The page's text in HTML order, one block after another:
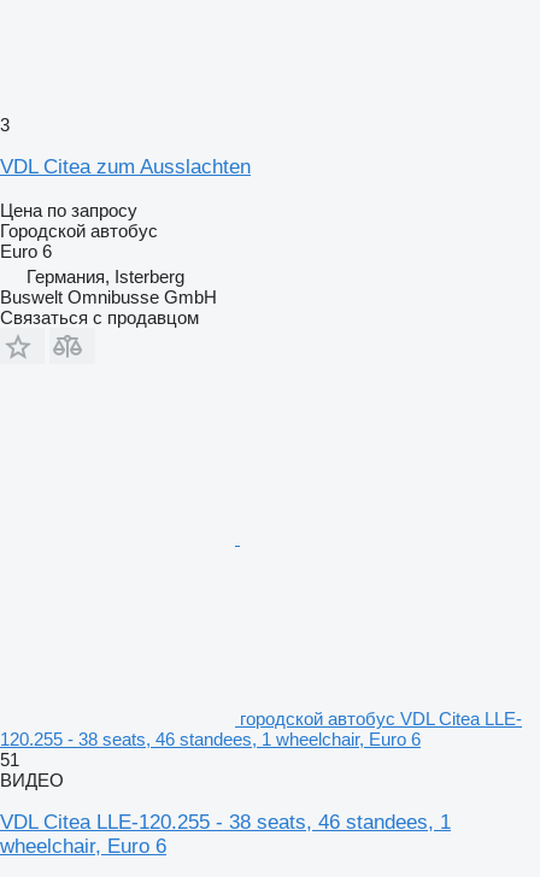
3
VDL Citea zum Ausslachten
Цена по запросу
Городской автобус
Euro 6
Германия, Isterberg
Buswelt Omnibusse GmbH
Связаться с продавцом
городской автобус VDL Citea LLE-
120.255 - 38 seats, 46 standees, 1 wheelchair, Euro 6
51
ВИДЕО
VDL Citea LLE-120.255 - 38 seats, 46 standees, 1
wheelchair, Euro 6